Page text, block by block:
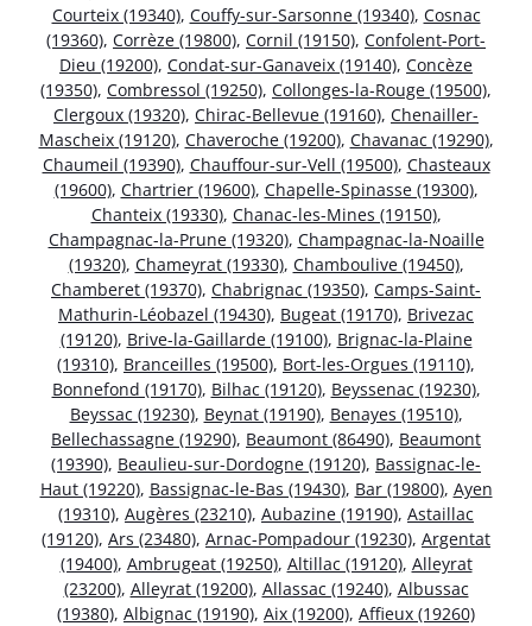
Courteix (19340), Couffy-sur-Sarsonne (19340), Cosnac
(19360), Corrèze (19800), Cornil (19150), Confolent-Port-
Dieu (19200), Condat-sur-Ganaveix (19140), Concèze
(19350), Combressol (19250), Collonges-la-Rouge (19500),
Clergoux (19320), Chirac-Bellevue (19160), Chenailler-
Mascheix (19120), Chaveroche (19200), Chavanac (19290),
Chaumeil (19390), Chauffour-sur-Vell (19500), Chasteaux
(19600), Chartrier (19600), Chapelle-Spinasse (19300),
Chanteix (19330), Chanac-les-Mines (19150),
Champagnac-la-Prune (19320), Champagnac-la-Noaille
(19320), Chameyrat (19330), Chamboulive (19450),
Chamberet (19370), Chabrignac (19350), Camps-Saint-
Mathurin-Léobazel (19430), Bugeat (19170), Brivezac
(19120), Brive-la-Gaillarde (19100), Brignac-la-Plaine
(19310), Branceilles (19500), Bort-les-Orgues (19110),
Bonnefond (19170), Bilhac (19120), Beyssenac (19230),
Beyssac (19230), Beynat (19190), Benayes (19510),
Bellechassagne (19290), Beaumont (86490), Beaumont
(19390), Beaulieu-sur-Dordogne (19120), Bassignac-le-
Haut (19220), Bassignac-le-Bas (19430), Bar (19800), Ayen
(19310), Augères (23210), Aubazine (19190), Astaillac
(19120), Ars (23480), Arnac-Pompadour (19230), Argentat
(19400), Ambrugeat (19250), Altillac (19120), Alleyrat
(23200), Alleyrat (19200), Allassac (19240), Albussac
(19380), Albignac (19190), Aix (19200), Affieux (19260)